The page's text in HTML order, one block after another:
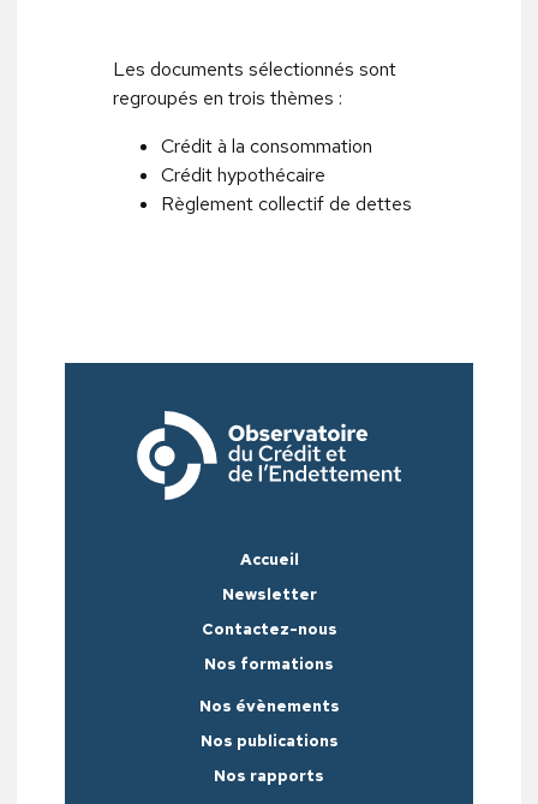
Les documents sélectionnés sont
regroupés en trois thèmes :
Crédit à la consommation
Crédit hypothécaire
Règlement collectif de dettes
Accueil
Newsletter
Contactez-nous
Nos formations
Nos évènements
Nos publications
Nos rapports